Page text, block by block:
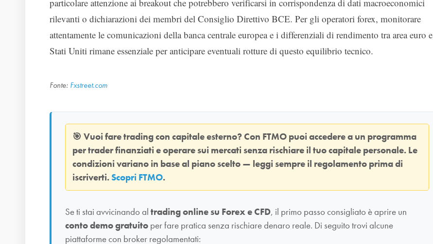
particolare attenzione ai breakout che potrebbero verificarsi in corrispondenza di dati macroeconomici
rilevanti o dichiarazioni dei membri del Consiglio Direttivo BCE. Per gli operatori forex, monitorare
attentamente le comunicazioni della banca centrale europea e i differenziali di rendimento tra area euro e
Stati Uniti rimane essenziale per anticipare eventuali rotture di questo equilibrio tecnico.
Fonte: Fxstreet.com
🎯 Vuoi fare trading con capitale esterno? Con FTMO puoi accedere a un programma
per trader finanziati e operare sui mercati senza rischiare il tuo capitale personale. Le
condizioni variano in base al piano scelto — leggi sempre il regolamento prima di
iscriverti. Scopri FTMO.
Se ti stai avvicinando al trading online su Forex e CFD, il primo passo consigliato è aprire un
conto demo gratuito per fare pratica senza rischiare denaro reale. Di seguito trovi alcune
piattaforme con broker regolamentati: